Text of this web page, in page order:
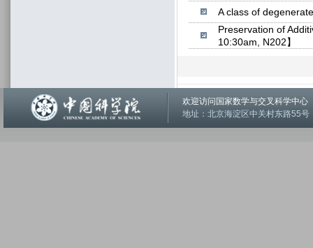
A class of
Preservation of
10:30am, N202】
欢迎访问国家数学与交叉科学中
地址：北京海淀区中关村东路55